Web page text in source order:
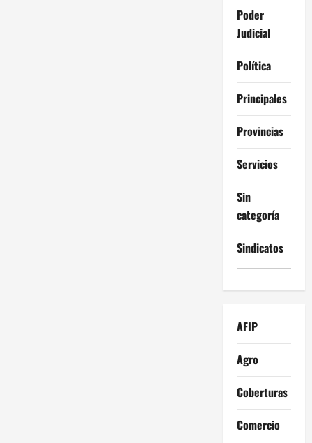
Poder
Judicial
Política
Principales
Provincias
Servicios
Sin
categoría
Sindicatos
AFIP
Agro
Coberturas
Comercio